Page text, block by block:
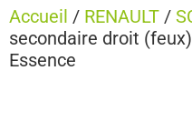
Accueil / RENAULT /
secondaire droit (feux)
Essence